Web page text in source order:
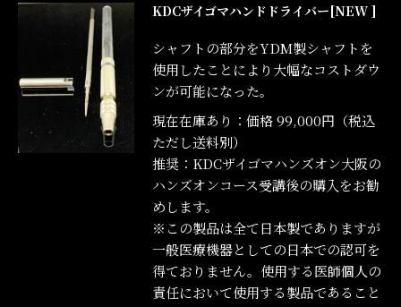
KDCザイゴマハンドドライバー[NEW ]
シャフトの部分をYDM製シャフトを
使用したことにより大幅なコストダウ
ンが可能になった。
現在在庫あり：価格 99,000円（税込
ただし送料別）
推奨：KDCザイゴマハンズオン大阪の
ハンズオンコース受講後の購入をお勧
めします。
※この製品は全て日本製でありますが
一般医療機器としての日本での認可を
得ておりません。使用する医師個人の
責任において使用する製品であること